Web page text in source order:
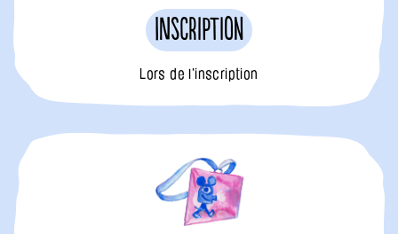
Inscription
Lors de l'inscription